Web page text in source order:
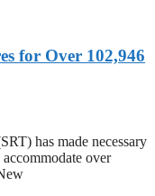
for Over 102,946
has made necessary
over